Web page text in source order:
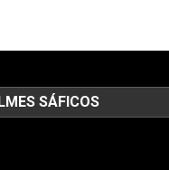
SÁFICOS